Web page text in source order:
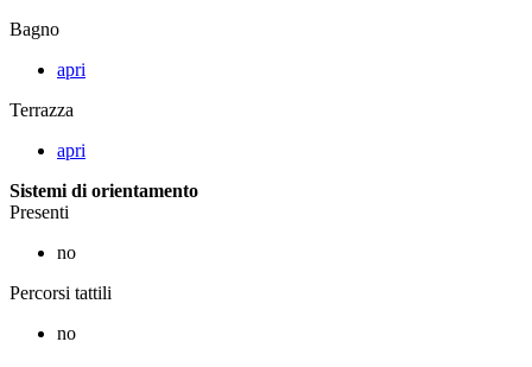
Bagno
apri
Terrazza
apri
Sistemi di orientamento
Presenti
no
Percorsi tattili
no